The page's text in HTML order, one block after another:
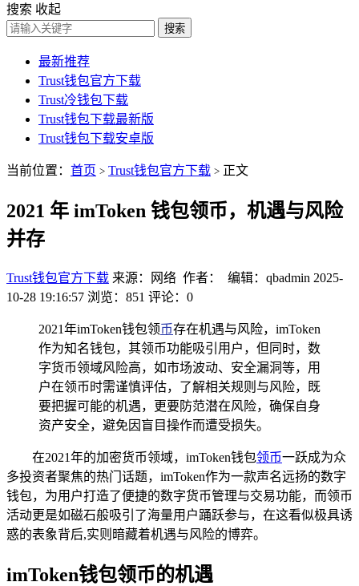
搜索 收起
搜索
最新推荐
Trust钱包官方下载
Trust冷钱包下载
Trust钱包下载最新版
Trust钱包下载安卓版
当前位置： 首页 > Trust钱包官方下载 > 正文
2021 年 imToken 钱包领币，机遇与风险
并存
Trust钱包官方下载 来源：网络 作者： 编辑：qbadmin 2025-
10-28 19:16:57 浏览：851 评论：0
2021年imToken钱包领币存在机遇与风险，imToken
作为知名钱包，其领币功能吸引用户，但同时，数
字货币领域风险高，如市场波动、安全漏洞等，用
户在领币时需谨慎评估，了解相关规则与风险，既
要把握可能的机遇，更要防范潜在风险，确保自身
资产安全，避免因盲目操作而遭受损失。
在2021年的加密货币领域，imToken钱包领币一跃成为众
多投资者聚焦的热门话题，imToken作为一款声名远扬的数字
钱包，为用户打造了便捷的数字货币管理与交易功能，而领币
活动更是如磁石般吸引了海量用户踊跃参与，在这看似极具诱
惑的表象背后,实则暗藏着机遇与风险的博弈。
imToken钱包领币的机遇